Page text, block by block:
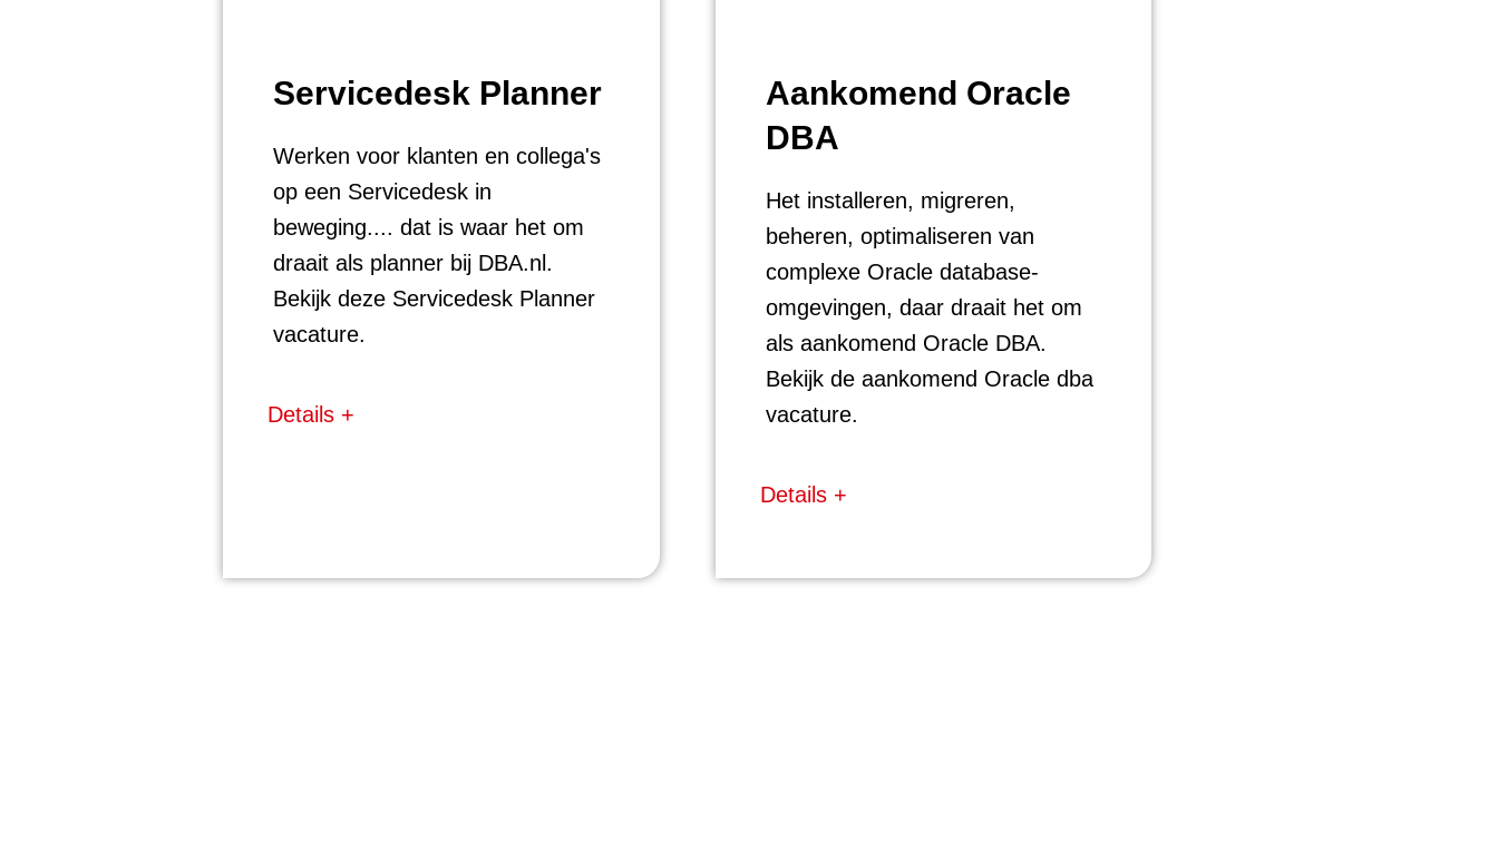
Servicedesk Planner
Werken voor klanten en collega's
op een Servicedesk in
beweging.... dat is waar het om
draait als planner bij DBA.nl.
Bekijk deze Servicedesk Planner
vacature.
Details +
Aankomend Oracle
DBA
Het installeren, migreren,
beheren, optimaliseren van
complexe Oracle database-
omgevingen, daar draait het om
als aankomend Oracle DBA.
Bekijk de aankomend Oracle dba
vacature.
Details +